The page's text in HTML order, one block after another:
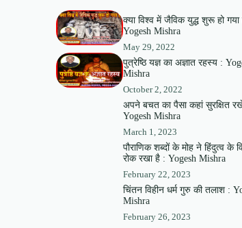
क्या विश्व में जैविक युद्ध शुरू हो गया
Yogesh Mishra
May 29, 2022
पुत्रेष्ठि यज्ञ का अज्ञात रहस्य :
Mishra
October 2, 2022
अपने बचत का पैसा कहां सुरक्षित
Yogesh Mishra
March 1, 2023
पौराणिक शब्दों के मोह ने हिंदुत्व के
रोक रखा है : Yogesh Mishra
February 22, 2023
चिंतन विहीन धर्म गुरु की तलाश :
Mishra
February 26, 2023